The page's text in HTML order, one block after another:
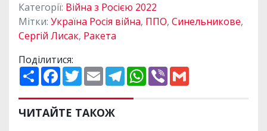
Категорії: Війна з Росією 2022
Мітки: Україна Росія війна, ППО, Синельникове,
Сергій Лисак, Ракета
Поділитися:
П
о
и
р
и
F
a
e
b
o
T
w
t
t
e
E
m
i
l
T
e
e
W
h
V
ЧИТАЙТЕ ТАКОЖ